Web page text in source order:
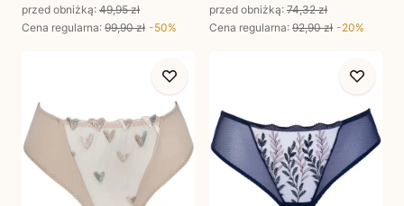
przed obniżką: 49,95 zł
Cena regularna: 99,90 zł -50%
przed obniżką: 74,32 zł
Cena regularna: 92,90 zł -20%